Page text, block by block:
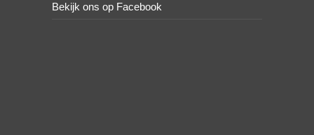
Bekijk ons op Facebook